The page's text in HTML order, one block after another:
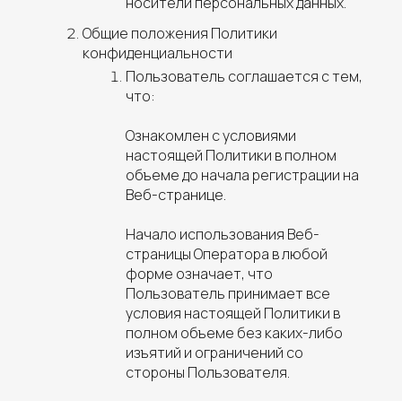
Общие положения Политики
конфиденциальности
Пользователь соглашается с тем,
что:
Ознакомлен с условиями
настоящей Политики в полном
объеме до начала регистрации на
Веб-странице.
Начало использования Веб-
страницы Оператора в любой
форме означает, что
Пользователь принимает все
условия настоящей Политики в
полном объеме без каких-либо
изъятий и ограничений со
стороны Пользователя.